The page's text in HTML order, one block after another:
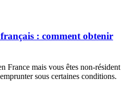
: comment obtenir
France mais vous êtes non-résident
sous certaines conditions.